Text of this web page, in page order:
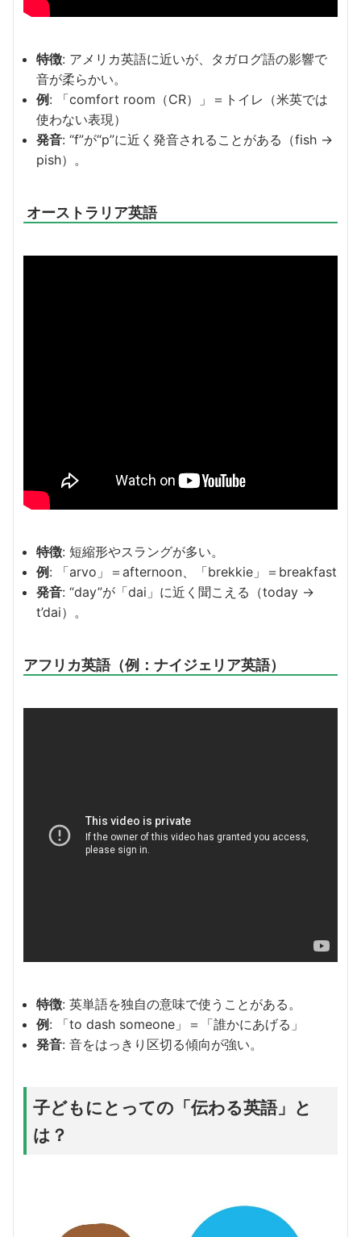
特徴: アメリカ英語に近いが、タガログ語の影響で
音が柔らかい。
例: 「comfort room（CR）」＝トイレ（米英では
使わない表現）
発音: “f”が“p”に近く発音されることがある（fish →
pish）。
オーストラリア英語
特徴: 短縮形やスラングが多い。
例: 「arvo」＝afternoon、「brekkie」＝breakfast
発音: “day”が「dai」に近く聞こえる（today →
t’dai）。
アフリカ英語（例：ナイジェリア英語）
特徴: 英単語を独自の意味で使うことがある。
例: 「to dash someone」＝「誰かにあげる」
発音: 音をはっきり区切る傾向が強い。
子どもにとっての「伝わる英語」と
は？